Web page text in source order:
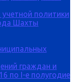
политики
Шахты
граждан и
по I-е полугодие